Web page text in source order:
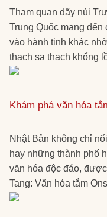
Tham quan dãy núi
Trung Quốc mang
vào hành tinh khác
thạch sa thạch khổng
Khám phá văn hóa
Nhật Bản không chỉ
hay những thành phố
văn hóa độc đáo,
Tang: Văn hóa tắm